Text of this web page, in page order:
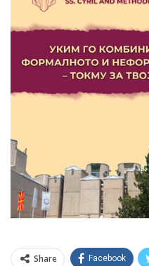
Share Facebook